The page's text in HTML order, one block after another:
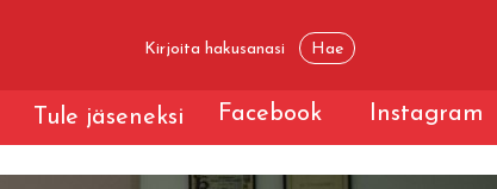
Tule jäseneksi Facebook Instagram